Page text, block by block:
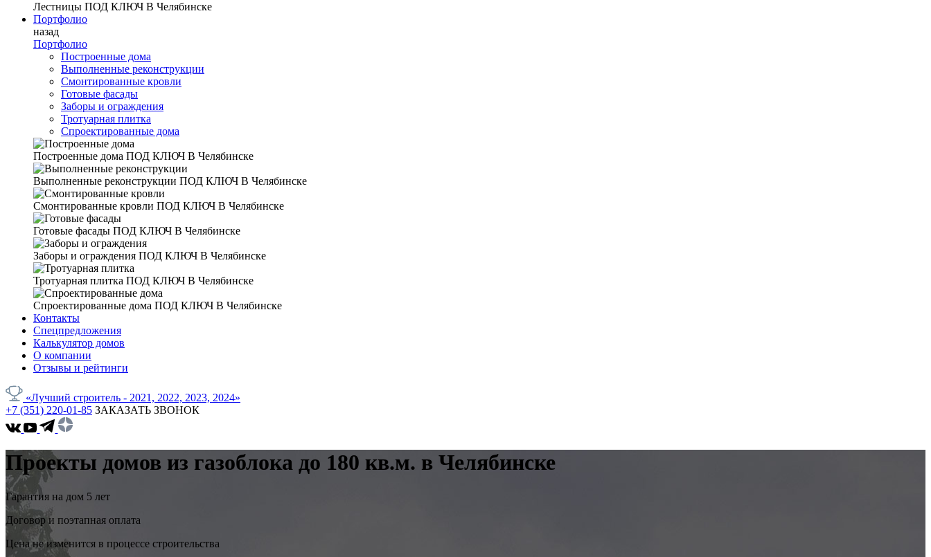
Лестницы ПОД КЛЮЧ В Челябинске
Портфолио
назад
Портфолио
Построенные дома
Выполненные реконструкции
Смонтированные кровли
Готовые фасады
Заборы и ограждения
Тротуарная плитка
Спроектированные дома
Построенные дома ПОД КЛЮЧ В Челябинске
Выполненные реконструкции ПОД КЛЮЧ В Челябинске
Смонтированные кровли ПОД КЛЮЧ В Челябинске
Готовые фасады ПОД КЛЮЧ В Челябинске
Заборы и ограждения ПОД КЛЮЧ В Челябинске
Тротуарная плитка ПОД КЛЮЧ В Челябинске
Спроектированные дома ПОД КЛЮЧ В Челябинске
Контакты
Спецпредложения
Калькулятор домов
О компании
Отзывы и рейтинги
«Лучший строитель - 2021, 2022, 2023, 2024»
+7 (351) 220-01-85 ЗАКАЗАТЬ ЗВОНОК
Проекты домов из газоблока до 180 кв.м. в Челябинске
Гарантия на дом 5 лет
Договор и поэтапная оплата
Цена не изменится в процессе строительства